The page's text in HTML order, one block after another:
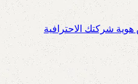
هوية شركتك الاحترافية